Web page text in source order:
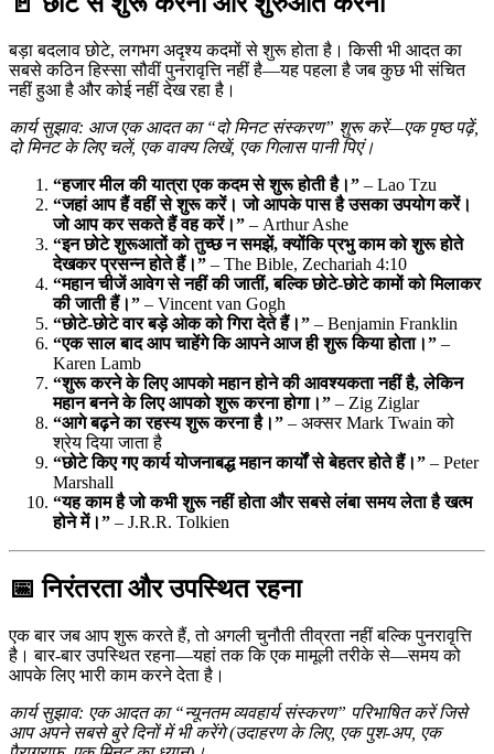
बड़ा बदलाव छोटे, लगभग अदृश्य कदमों से शुरू होता है। किसी भी आदत का
सबसे कठिन हिस्सा सौवीं पुनरावृत्ति नहीं है—यह पहला है जब कुछ भी संचित
नहीं हुआ है और कोई नहीं देख रहा है।
कार्य सुझाव: आज एक आदत का “दो मिनट संस्करण” शुरू करें—एक पृष्ठ पढ़ें,
दो मिनट के लिए चलें, एक वाक्य लिखें, एक गिलास पानी पिएं।
“हजार मील की यात्रा एक कदम से शुरू होती है।” – Lao Tzu
“जहां आप हैं वहीं से शुरू करें। जो आपके पास है उसका उपयोग करें।
जो आप कर सकते हैं वह करें।” – Arthur Ashe
“इन छोटे शुरूआतों को तुच्छ न समझें, क्योंकि प्रभु काम को शुरू होते
देखकर प्रसन्न होते हैं।” – The Bible, Zechariah 4:10
“महान चीजें आवेग से नहीं की जातीं, बल्कि छोटे-छोटे कामों को मिलाकर
की जाती हैं।” – Vincent van Gogh
“छोटे-छोटे वार बड़े ओक को गिरा देते हैं।” – Benjamin Franklin
“एक साल बाद आप चाहेंगे कि आपने आज ही शुरू किया होता।” –
Karen Lamb
“शुरू करने के लिए आपको महान होने की आवश्यकता नहीं है, लेकिन
महान बनने के लिए आपको शुरू करना होगा।” – Zig Ziglar
“आगे बढ़ने का रहस्य शुरू करना है।” – अक्सर Mark Twain को
श्रेय दिया जाता है
“छोटे किए गए कार्य योजनाबद्ध महान कार्यों से बेहतर होते हैं।” – Peter
Marshall
“यह काम है जो कभी शुरू नहीं होता और सबसे लंबा समय लेता है खत्म
होने में।” – J.R.R. Tolkien
📅 निरंतरता और उपस्थित रहना
एक बार जब आप शुरू करते हैं, तो अगली चुनौती तीव्रता नहीं बल्कि पुनरावृत्ति
है। बार-बार उपस्थित रहना—यहां तक कि एक मामूली तरीके से—समय को
आपके लिए भारी काम करने देता है।
कार्य सुझाव: एक आदत का “न्यूनतम व्यवहार्य संस्करण” परिभाषित करें जिसे
आप अपने सबसे बुरे दिनों में भी करेंगे (उदाहरण के लिए, एक पुश‑अप, एक